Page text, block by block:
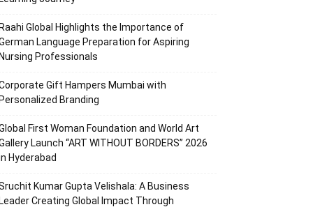
Global Highlights the Importance of
Language Preparation for Aspiring
Professionals
Gift Hampers Mumbai with
Branding
First Woman Foundation and World Art
Launch “ART WITHOUT BORDERS” 2026
Hyderabad
Kumar Gupta Velishala: A Business
Creating Global Impact Through